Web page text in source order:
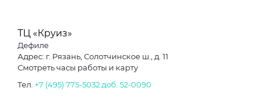
ТЦ «Круиз»
Дефиле
Адрес: г. Рязань, Солотчинское ш., д. 11
Смотреть часы работы и карту
Тел. +7 (495) 775-5032 доб. 52-0090